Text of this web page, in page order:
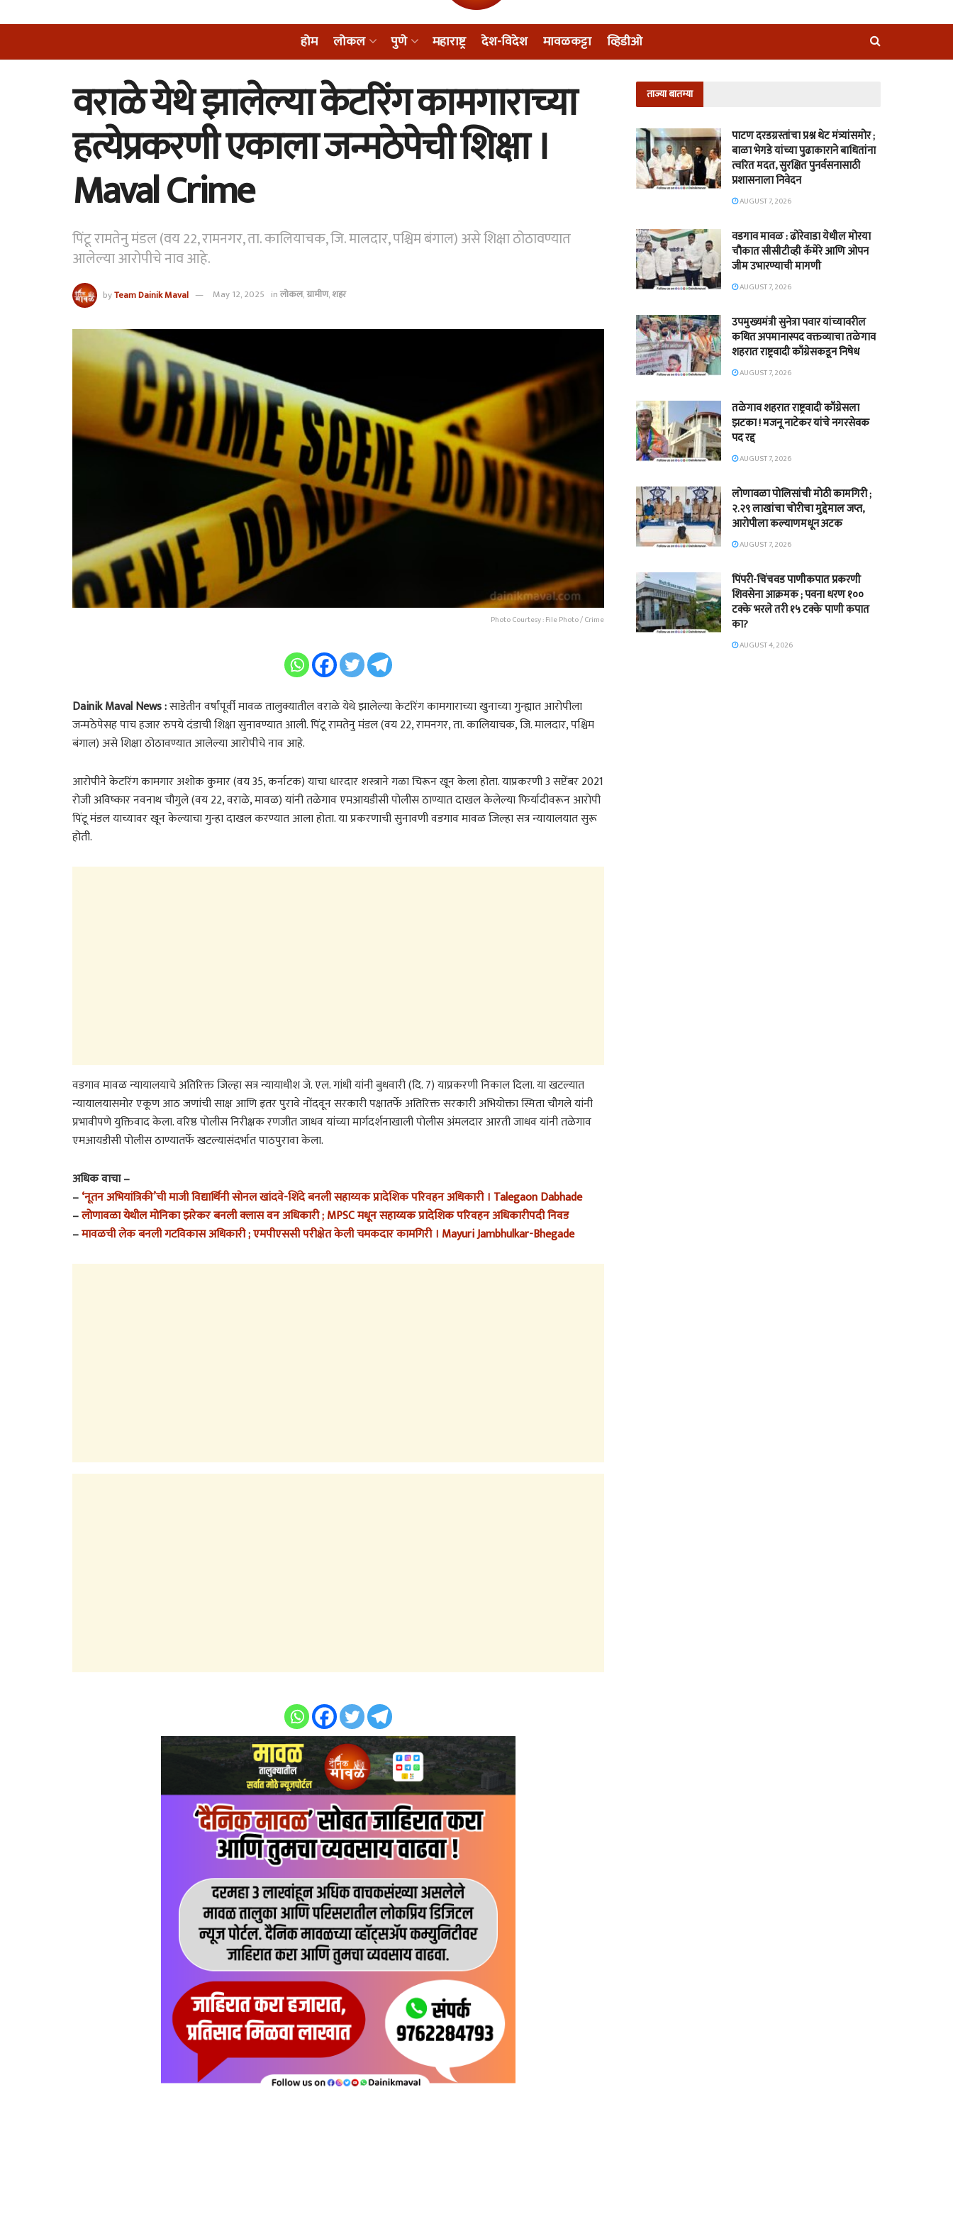
होम लोकल पुणे महाराष्ट्र देश-विदेश मावळकट्टा व्हिडीओ
वराळे येथे झालेल्या केटरिंग कामगाराच्या
हत्येप्रकरणी एकाला जन्मठेपेची शिक्षा ।
Maval Crime
पिंटू रामतेनु मंडल (वय 22, रामनगर, ता. कालियाचक, जि. मालदार, पश्चिम बंगाल) असे शिक्षा ठोठावण्यात
आलेल्या आरोपीचे नाव आहे.
byTeam Dainik Maval May 12, 2025 inलोकल,ग्रामीण,शहर
Photo Courtesy : File Photo / Crime
Dainik Maval News :साडेतीन वर्षांपूर्वी मावळ तालुक्यातील वराळे येथे झालेल्या केटरिंग कामगाराच्या खुनाच्या गुन्ह्यात आरोपीला
जन्मठेपेसह पाच हजार रुपये दंडाची शिक्षा सुनावण्यात आली. पिंटू रामतेनु मंडल (वय 22, रामनगर, ता. कालियाचक, जि. मालदार, पश्चिम
बंगाल) असे शिक्षा ठोठावण्यात आलेल्या आरोपीचे नाव आहे.
आरोपीने केटरिंग कामगार अशोक कुमार (वय 35, कर्नाटक) याचा धारदार शस्त्राने गळा चिरून खून केला होता. याप्रकरणी 3 सप्टेंबर 2021
रोजी अविष्कार नवनाथ चौगुले (वय 22, वराळे, मावळ) यांनी तळेगाव एमआयडीसी पोलीस ठाण्यात दाखल केलेल्या फिर्यादीवरून आरोपी
पिंटू मंडल याच्यावर खून केल्याचा गुन्हा दाखल करण्यात आला होता. या प्रकरणाची सुनावणी वडगाव मावळ जिल्हा सत्र न्यायालयात सुरू
होती.
वडगाव मावळ न्यायालयाचे अतिरिक्त जिल्हा सत्र न्यायाधीश जे. एल. गांधी यांनी बुधवारी (दि. 7) याप्रकरणी निकाल दिला. या खटल्यात
न्यायालयासमोर एकूण आठ जणांची साक्ष आणि इतर पुरावे नोंदवून सरकारी पक्षातर्फे अतिरिक्त सरकारी अभियोक्ता स्मिता चौगले यांनी
प्रभावीपणे युक्तिवाद केला. वरिष्ठ पोलीस निरीक्षक रणजीत जाधव यांच्या मार्गदर्शनाखाली पोलीस अंमलदार आरती जाधव यांनी तळेगाव
एमआयडीसी पोलीस ठाण्यातर्फे खटल्यासंदर्भात पाठपुरावा केला.
अधिक वाचा –
–‘नूतन अभियांत्रिकी’ची माजी विद्यार्थिनी सोनल खांदवे-शिंदे बनली सहाय्यक प्रादेशिक परिवहन अधिकारी । Talegaon Dabhade
–लोणावळा येथील मोनिका झरेकर बनली क्लास वन अधिकारी ; MPSC मधून सहाय्यक प्रादेशिक परिवहन अधिकारीपदी निवड
–मावळची लेक बनली गटविकास अधिकारी ; एमपीएससी परीक्षेत केली चमकदार कामगिरी । Mayuri Jambhulkar-Bhegade
ताज्या बातम्या
पाटण दरडग्रस्तांचा प्रश्न थेट मंत्र्यांसमोर ;
बाळा भेगडे यांच्या पुढाकाराने बाधितांना
त्वरित मदत, सुरक्षित पुनर्वसनासाठी
प्रशासनाला निवेदन
AUGUST 7, 2026
वडगाव मावळ : ढोरेवाडा येथील मोरया
चौकात सीसीटीव्ही कॅमेरे आणि ओपन
जीम उभारण्याची मागणी
AUGUST 7, 2026
उपमुख्यमंत्री सुनेत्रा पवार यांच्यावरील
कथित अपमानास्पद वक्तव्याचा तळेगाव
शहरात राष्ट्रवादी काँग्रेसकडून निषेध
AUGUST 7, 2026
तळेगाव शहरात राष्ट्रवादी काँग्रेसला
झटका ! मजनू नाटेकर यांचे नगरसेवक
पद रद्द
AUGUST 7, 2026
लोणावळा पोलिसांची मोठी कामगिरी ;
२.२९ लाखांचा चोरीचा मुद्देमाल जप्त,
आरोपीला कल्याणमधून अटक
AUGUST 7, 2026
पिंपरी-चिंचवड पाणीकपात प्रकरणी
शिवसेना आक्रमक ; पवना धरण १००
टक्के भरले तरी १५ टक्के पाणी कपात
का?
AUGUST 4, 2026